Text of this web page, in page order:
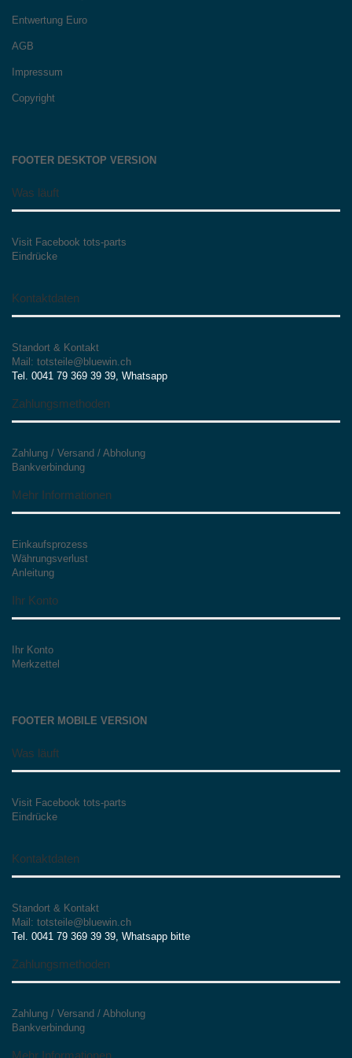
Entwertung Euro
AGB
Impressum
Copyright
FOOTER DESKTOP VERSION
Was läuft
Visit Facebook tots-parts
Eindrücke
Kontaktdaten
Standort & Kontakt
Mail: totsteile@bluewin.ch
Tel. 0041 79 369 39 39, Whatsapp
Zahlungsmethoden
Zahlung / Versand / Abholung
Bankverbindung
Mehr Informationen
Einkaufsprozess
Währungsverlust
Anleitung
Ihr Konto
Ihr Konto
Merkzettel
FOOTER MOBILE VERSION
Was läuft
Visit Facebook tots-parts
Eindrücke
Kontaktdaten
Standort & Kontakt
Mail: totsteile@bluewin.ch
Tel. 0041 79 369 39 39, Whatsapp bitte
Zahlungsmethoden
Zahlung / Versand / Abholung
Bankverbindung
Mehr Informationen